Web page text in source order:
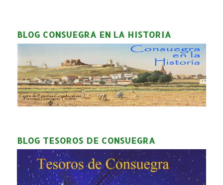
BLOG CONSUEGRA EN LA HISTORIA
BLOG TESOROS DE CONSUEGRA